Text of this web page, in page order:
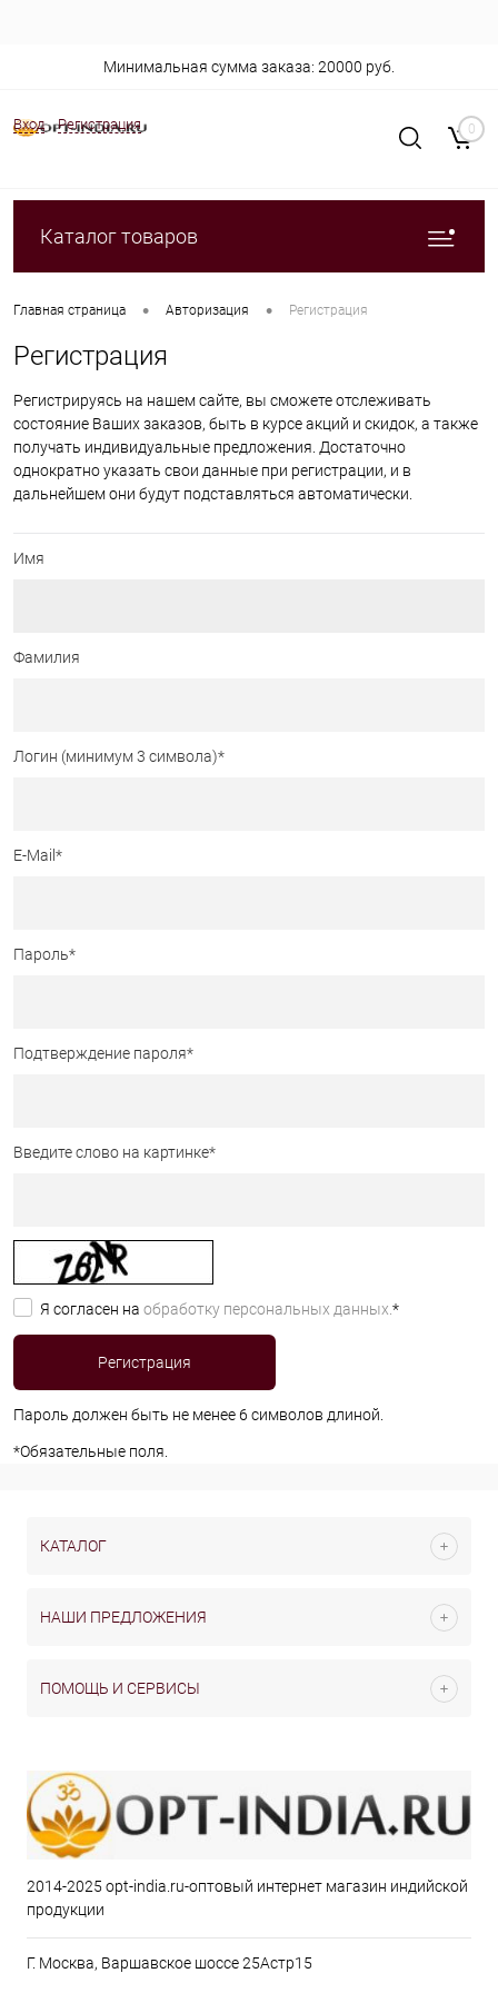
Вход Регистрация
Минимальная сумма заказа: 20000 руб.
0
Каталог товаров
Главная страница • Авторизация • Регистрация
Регистрация
Регистрируясь на нашем сайте, вы сможете отслеживать
состояние Ваших заказов, быть в курсе акций и скидок, а также
получать индивидуальные предложения. Достаточно
однократно указать свои данные при регистрации, и в
дальнейшем они будут подставляться автоматически.
Имя
Фамилия
Логин (минимум 3 символа)*
E-Mail *
Пароль*
Подтверждение пароля*
Введите слово на картинке*
Я согласен на обработку персональных данных. *
Пароль должен быть не менее 6 символов длиной.
*Обязательные поля.
КАТАЛОГ
НАШИ ПРЕДЛОЖЕНИЯ
ПОМОЩЬ И СЕРВИСЫ
2014-2025 opt-india.ru-оптовый интернет магазин индийской
продукции
Г. Москва, Варшавское шоссе 25Астр15